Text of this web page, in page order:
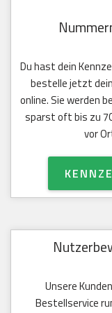
Du hast dein
bestelle jetzt
online. Sie werden
sparst oft bis zu
vor
Unsere
Bestellservice